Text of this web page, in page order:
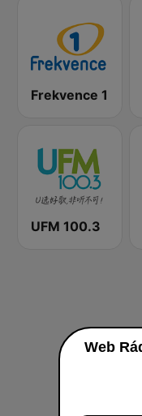
Frekvence 1
UFM 100.3